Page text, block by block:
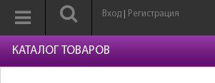
Вход Регистрация
КАТАЛОГ ТОВАРОВ